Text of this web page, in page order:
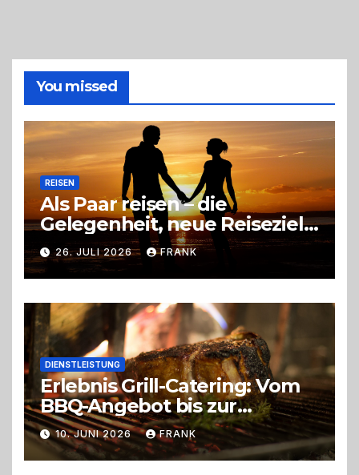
richtige
Entscheidung
You missed
REISEN
Als Paar reisen – die
Gelegenheit, neue Reiseziele
zu entdecken
26. JULI 2026 FRANK
DIENSTLEISTUNG
Erlebnis Grill-Catering: Vom
BBQ-Angebot bis zur
perfekten Eventorganisation
Trend zu Outdoor-Events,
Erlebnisgastronomie und
10. JUNI 2026 FRANK